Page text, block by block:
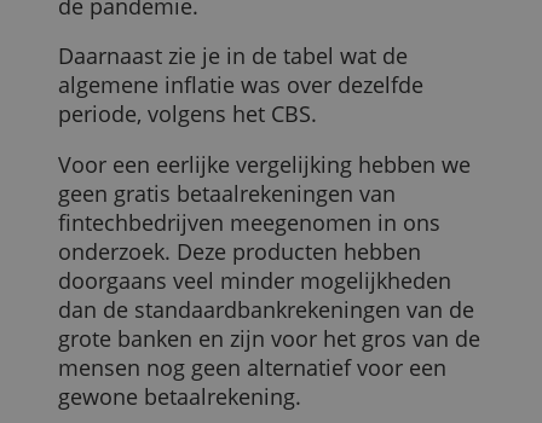
We hebben de prijsontwikkeling van acht
Nederlandse banken onderzocht. We zijn
hierbij uitgegaan van de
standaardbetaalrekening die een bank
aanbiedt en vergelijken de huidige
daarvan, op peildatum 1 januari 2024,
met die van ruim drieënhalf jaar geleden
(1 juni 2020), in de eerste maanden van
de pandemie.
Daarnaast zie je in de tabel wat de
algemene inflatie was over dezelfde
periode, volgens het CBS.